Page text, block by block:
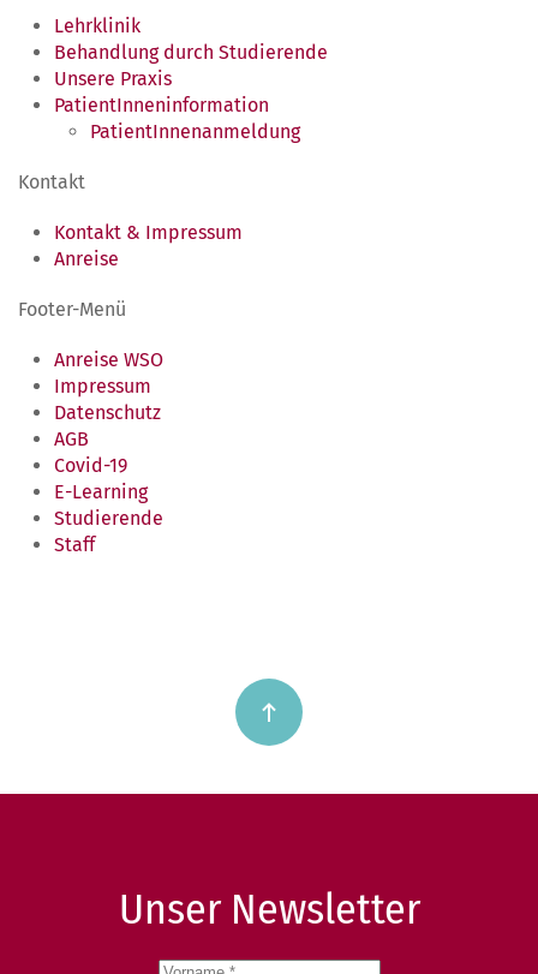
Lehrklinik
Behandlung durch Studierende
Unsere Praxis
PatientInneninformation
PatientInnenanmeldung
Kontakt
Kontakt & Impressum
Anreise
Footer-Menü
Anreise WSO
Impressum
Datenschutz
AGB
Covid-19
E-Learning
Studierende
Staff
Unser Newsletter